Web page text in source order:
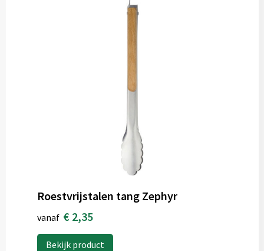
Roestvrijstalen tang Zephyr
vanaf € 2,35
Bekijk product